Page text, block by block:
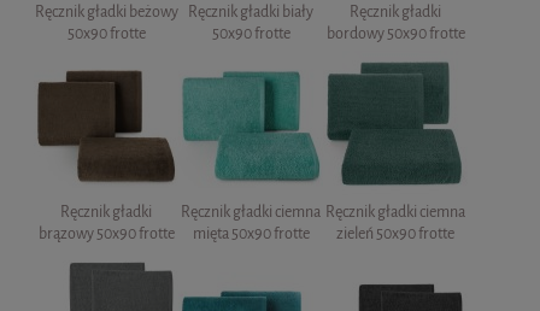
Ręcznik gładki beżowy
50x90 frotte
Ręcznik gładki biały
50x90 frotte
Ręcznik gładki
bordowy 50x90 frotte
Ręcznik gładki
brązowy 50x90 frotte
Ręcznik gładki ciemna
mięta 50x90 frotte
Ręcznik gładki ciemna
zieleń 50x90 frotte